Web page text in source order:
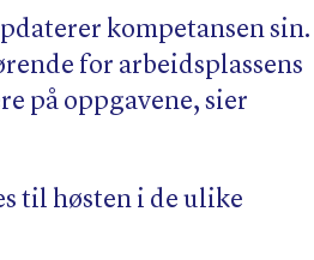
kompetansen sin.
for arbeidsplassens
på oppgavene, sier
til høsten i de ulike